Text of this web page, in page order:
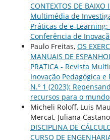
CONTEXTOS DE BAIXO
Multimédia de
Práticas de e-Learning:
Conferência de
Paulo Freitas, OS
MANUAIS DE
PRATICA - Revista
Inovação Pedagógica
N.º 1 (2023):
recursos para o mundo
Micheli Roloff, Luis
Mercat, Juliana
DISCIPLINA DE
CURSO DE